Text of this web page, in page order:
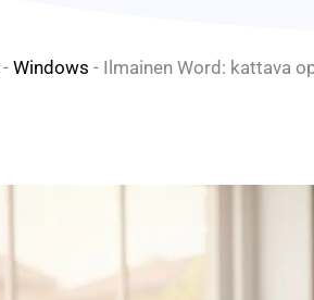
- Windows - Ilmainen Word: kattava